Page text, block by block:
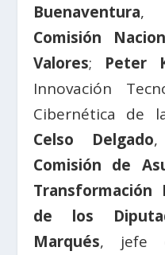
Buenaventura,
Comisión
Valores; Peter
Innovación
Cibernética de
Celso Delgado,
Comisión de
Transformación
de los
Marqués, jefe